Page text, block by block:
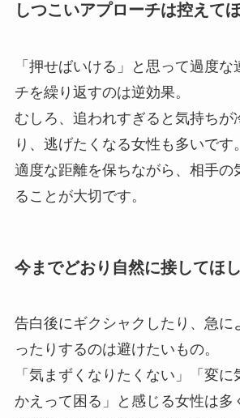
しつこいアプローチは控えて
「押せばいける」と思って過度
チを繰り返すのは逆効果。
むしろ、追われすぎると気持ちが
り、逃げたくなる女性も多いです。
適度な距離を保ちながら、相手の
ることが大切です。
今までどおり自然に接してほ
告白後にギクシャクしたり、急に
ったりするのは避けたいもの。
「気まずくなりたくない」「変に
かえって困る」と感じる女性は多